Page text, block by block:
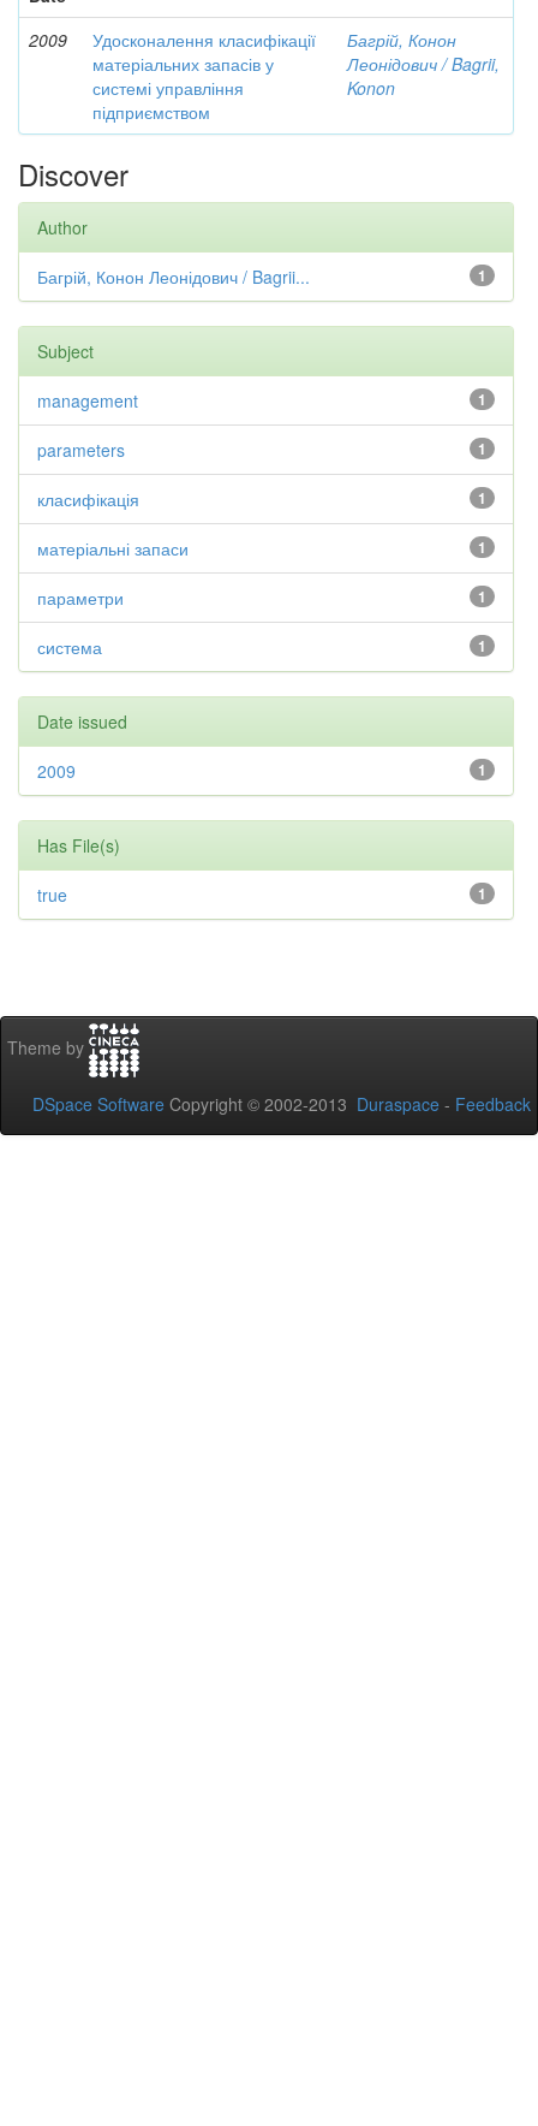
2009
Удосконалення класифікації
матеріальних запасів у
системі управління
підприємством
Багрій, Конон
Леонідович / Bagrii,
Konon
Discover
Author
1
Багрій, Конон Леонідович / Bagrii...
Subject
1
management
1
parameters
1
класифікація
1
матеріальні запаси
1
параметри
1
система
Date issued
1
2009
Has File(s)
1
true
Theme by
DSpace Software Copyright © 2002-2013 Duraspace - Feedback